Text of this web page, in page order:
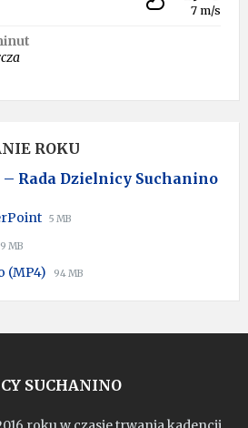
7 m/s
ROKU
Rada Dzielnicy Suchanino
File
File
5 MB
File
File
9 MB
(MP4) File
mp4
File
94 MB
SUCHANINO